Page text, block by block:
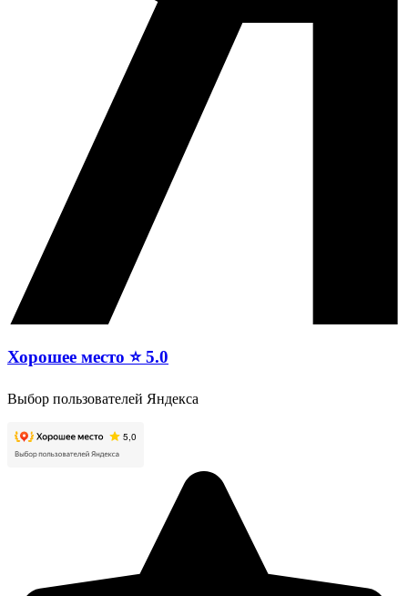
Хорошее место ⭐ 5.0
Выбор пользователей Яндекса